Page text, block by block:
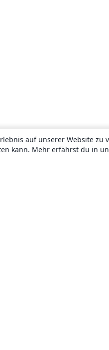
auf unserer Website
kann. Mehr erfährst du in